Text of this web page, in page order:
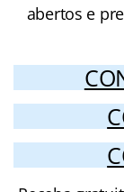
abertos e